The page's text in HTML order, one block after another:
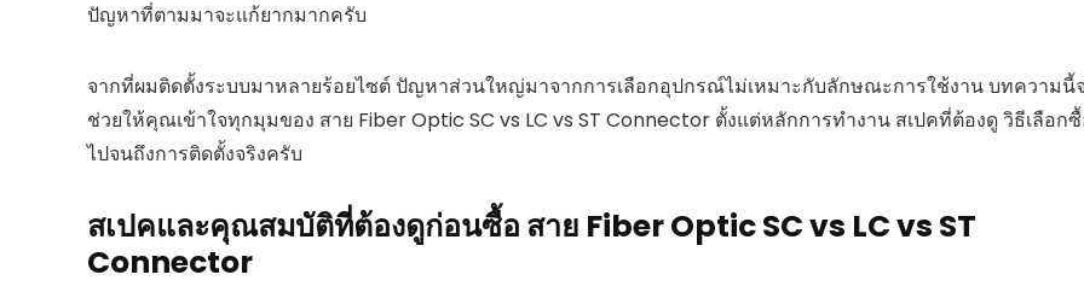
ปัญหาที่ตามมาจะแก้ยากมากครับ
จากที่ผมติดตั้งระบบมาหลายร้อยไซต์ ปัญหาส่วนใหญ่มาจากการเลือกอุปกรณ์ไม่เหมาะกับลักษณะการใช้งาน บทความนี้
ช่วยให้คุณเข้าใจทุกมุมของ สาย Fiber Optic SC vs LC vs ST Connector ตั้งแต่หลักการทำงาน สเปคที่ต้องดู วิธีเลือก
ไปจนถึงการติดตั้งจริงครับ
สเปคและคุณสมบัติที่ต้องดูก่อนซื้อ สาย Fiber Optic SC vs LC vs ST
Connector